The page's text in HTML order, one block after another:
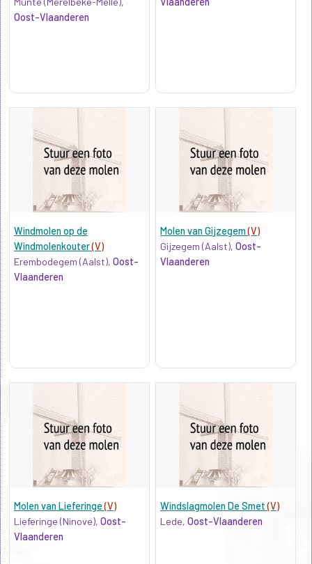
Oost-Vlaanderen
Windmolen op de
Windmolenkouter(V)
Erembodegem (Aalst), Oost-
Vlaanderen
Molen van Gijzegem(V)
Gijzegem (Aalst),Oost-
Vlaanderen
Molen van Lieferinge(V)
Lieferinge (Ninove), Oost-
Vlaanderen
Windslagmolen De Smet(V)
Lede,Oost-Vlaanderen